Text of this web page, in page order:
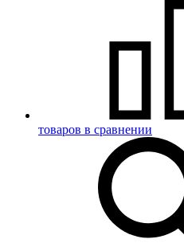
товаров в сравнении